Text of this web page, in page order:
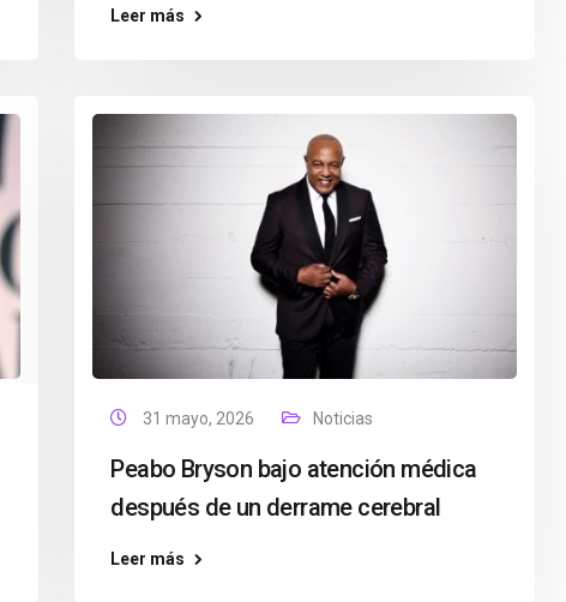
Leer más
31 mayo, 2026 Noticias
Peabo Bryson bajo atención médica
después de un derrame cerebral
Leer más